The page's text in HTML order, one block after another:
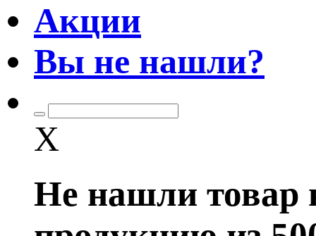
Акции
Вы не нашли?
X
Не нашли товар